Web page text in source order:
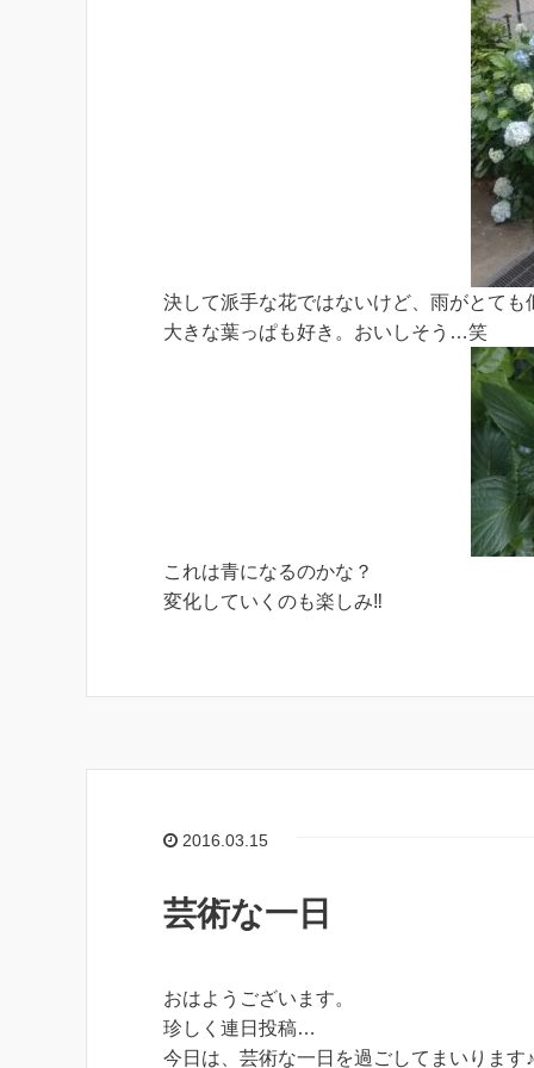
決して派手な花ではないけど、雨がとても
大きな葉っぱも好き。おいしそう…笑
これは青になるのかな？
変化していくのも楽しみ‼
2016.03.15
芸術な一日
おはようございます。
珍しく連日投稿…
今日は、芸術な一日を過ごしてまいります♪